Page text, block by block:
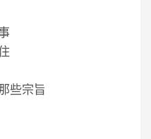
些宗旨